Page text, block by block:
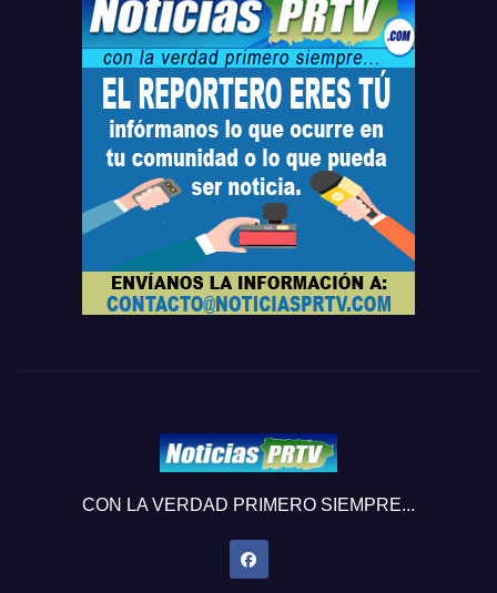
CON LA VERDAD PRIMERO SIEMPRE...